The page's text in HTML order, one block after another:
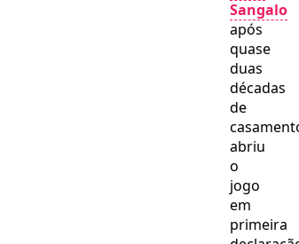
Sangalo
após
quase
duas
décadas
de
abriu
o
jogo
em
primeira
Petrobras
na